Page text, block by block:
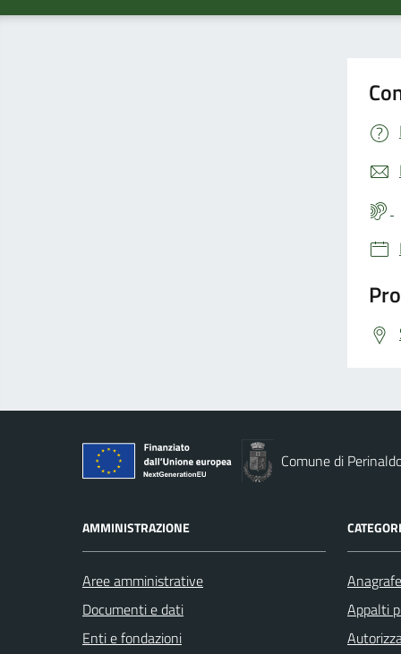
Comune di
AMMINISTRAZIONE
Aree amministrative
Documenti e dati
Enti e fondazioni
Appalti